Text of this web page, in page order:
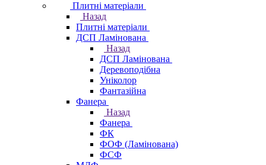
Плитні матеріали
Назад
Плитні матеріали
ДСП Ламінована
Назад
ДСП Ламінована
Деревоподібна
Уніколор
Фантазійна
Фанера
Назад
Фанера
ФК
ФОФ (Ламінована)
ФСФ